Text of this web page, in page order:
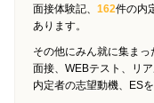
面接体験記、 162件の内
あります。
その他にみん就に集ま
面接、WEBテスト、リ
内定者の志望動機、ES